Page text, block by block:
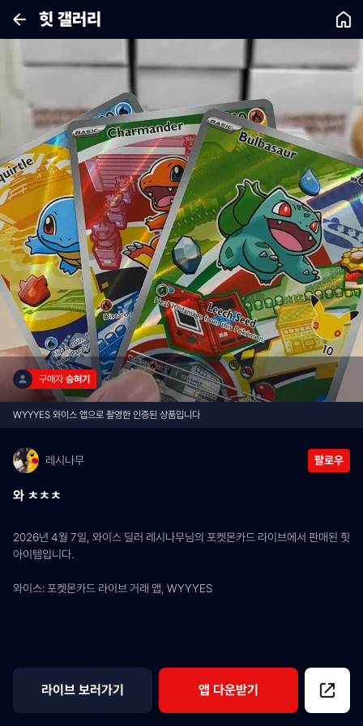
힛 갤러리
구매자 승혀기
WYYYES 와이스 앱으로 촬영한 인증된 상품입니다
레시나무 팔로우
와 ㅊㅊㅊ
2026년 4월 7일, 와이스 딜러 레시나무님의 포켓몬카드 라이브에서 판매된 힛
아이템입니다.
와이스: 포켓몬카드 라이브 거래 앱, WYYYES
라이브 보러가기 앱 다운받기